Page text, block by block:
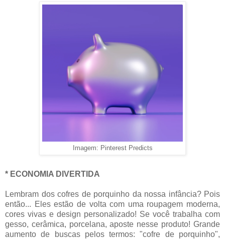
Imagem: Pinterest Predicts
* ECONOMIA DIVERTIDA
Lembram dos cofres de porquinho da nossa infância? Pois
então... Eles estão de volta com uma roupagem moderna,
cores vivas e design personalizado! Se você trabalha com
gesso, cerâmica, porcelana, aposte nesse produto! Grande
aumento de buscas pelos termos: "cofre de porquinho",